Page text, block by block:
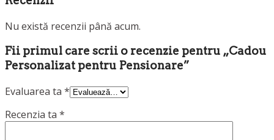
Nu există recenzii până acum.
Fii primul care scrii o recenzie pentru „Cadou
Personalizat pentru Pensionare”
Evaluarea ta *
Recenzia ta *